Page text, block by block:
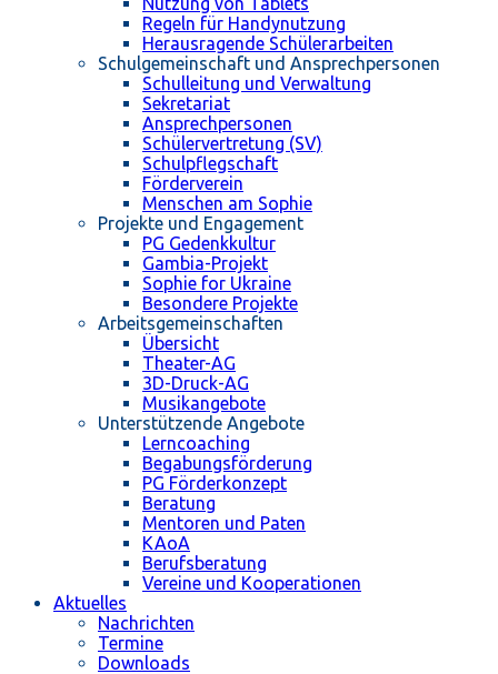
Regeln für Handynutzung
Herausragende Schülerarbeiten
Schulgemeinschaft und Ansprechpersonen
Schulleitung und Verwaltung
Sekretariat
Ansprechpersonen
Schülervertretung (SV)
Schulpflegschaft
Förderverein
Menschen am Sophie
Projekte und Engagement
PG Gedenkkultur
Gambia-Projekt
Sophie for Ukraine
Besondere Projekte
Arbeitsgemeinschaften
Übersicht
Theater-AG
3D-Druck-AG
Musikangebote
Unterstützende Angebote
Lerncoaching
Begabungsförderung
PG Förderkonzept
Beratung
Mentoren und Paten
KAoA
Berufsberatung
Vereine und Kooperationen
Aktuelles
Nachrichten
Termine
Downloads